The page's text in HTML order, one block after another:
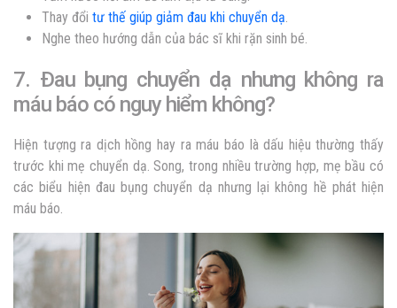
Thay đổi tư thế giúp giảm đau khi chuyển dạ.
Nghe theo hướng dẫn của bác sĩ khi rặn sinh bé.
7. Đau bụng chuyển dạ nhưng không ra
máu báo có nguy hiểm không?
Hiện tượng ra dịch hồng hay ra máu báo là dấu hiệu thường thấy
trước khi mẹ chuyển dạ. Song, trong nhiều trường hợp, mẹ bầu có
các biểu hiện đau bụng chuyển dạ nhưng lại không hề phát hiện
máu báo.